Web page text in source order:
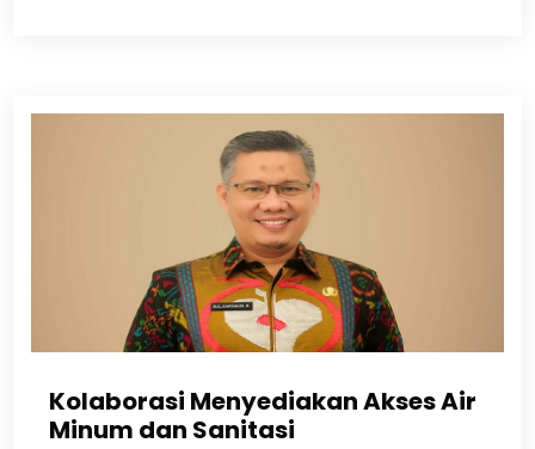
Kolaborasi Menyediakan Akses Air
Minum dan Sanitasi